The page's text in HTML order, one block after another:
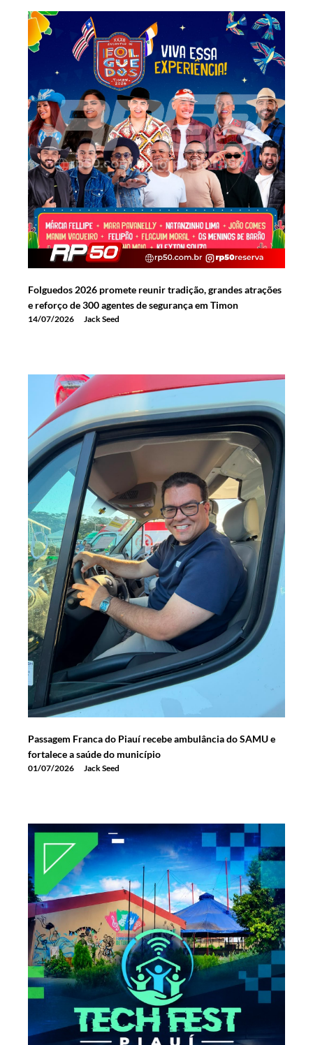
Folguedos 2026 promete reunir tradição, grandes atrações
e reforço de 300 agentes de segurança em Timon
14/07/2026 Jack Seed
Passagem Franca do Piauí recebe ambulância do SAMU e
fortalece a saúde do município
01/07/2026 Jack Seed